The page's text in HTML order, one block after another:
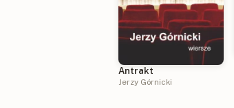
Antrakt
Jerzy Górnicki